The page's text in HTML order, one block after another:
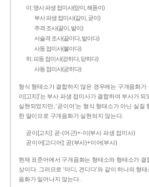
이: 명사 파생 접미사(맏이, 해돋이)
부사 파생 접미사(같이, 굳이)
주격 조사(끝이, 밭이)
서술격 조사(끝이다, 밭이다)
사동 접미사(붙이다)
히: 피동 접미사(걷히다, 닫히다)
사동 접미사(굳히다)
형식 형태소가 결합하지 않은 경우에는 구개음화가
이[고지]’는 부사 파생 접미사가 결합하여 부사가
실현되었지만, ‘곧이어’는 형식 형태소가 아닌 실질
한 말이므로 구개음화가 실현되지 않는다.
곧이[고지]: 곧-­(어근)+­-이(부사 파생 접미사)
곧이어[고디어]: 곧(부사)+이어(부사)
현재 표준어에서 구개음화는 형태소와 형태소가 결
상이다. 그러므로 ‘마디, 견디다’와 같이 하나의 형
음화가 일어나지 않는다.